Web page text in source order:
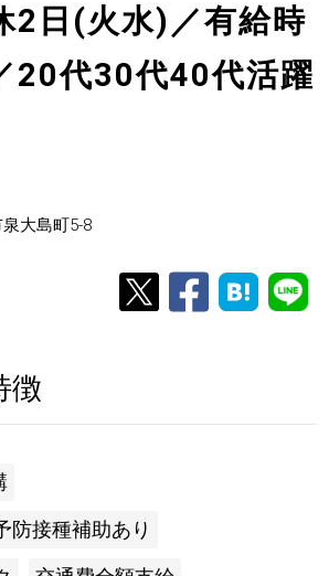
2日(火水)／有給時
20代30代40代活躍
大島町5-8
徴
防接種補助あり